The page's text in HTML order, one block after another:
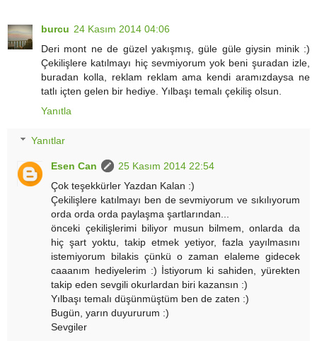
burcu 24 Kasım 2014 04:06
Deri mont ne de güzel yakışmış, güle güle giysin minik :)
Çekilişlere katılmayı hiç sevmiyorum yok beni şuradan izle,
buradan kolla, reklam reklam ama kendi aramızdaysa ne
tatlı içten gelen bir hediye. Yılbaşı temalı çekiliş olsun.
Yanıtla
Yanıtlar
Esen Can
25 Kasım 2014 22:54
Çok teşekkürler Yazdan Kalan :)
Çekilişlere katılmayı ben de sevmiyorum ve sıkılıyorum
orda orda orda paylaşma şartlarından...
önceki çekilişlerimi biliyor musun bilmem, onlarda da
hiç şart yoktu, takip etmek yetiyor, fazla yayılmasını
istemiyorum bilakis çünkü o zaman elaleme gidecek
caaanım hediyelerim :) İstiyorum ki sahiden, yürekten
takip eden sevgili okurlardan biri kazansın :)
Yılbaşı temalı düşünmüştüm ben de zaten :)
Bugün, yarın duyururum :)
Sevgiler